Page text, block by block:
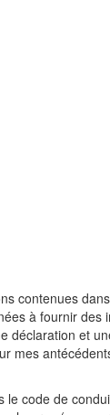
contenues
à fournir des
déclaration et
mes
le code de